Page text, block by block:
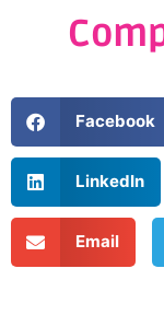
Facebook
LinkedIn
Email